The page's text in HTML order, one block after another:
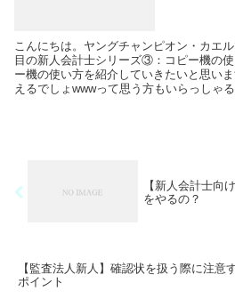
こんにちは。ヤングチャンピオン・カエ
目の新人会計士シリーズ③：コピー機の
ー機の使い方を紹介していきたいと思い
えるでしょwwwって思う方もいらっしゃ
【新人会計士向
をやるの？
【監査法人新人】確認状を扱う際に注意
ポイント